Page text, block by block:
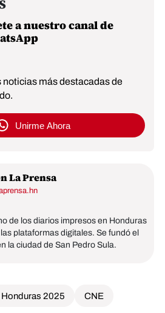
a nuestro canal de
noticias más destacadas de
Unirme Ahora
La Prensa
de los diarios impresos en Honduras
plataformas digitales. Se fundó el
la ciudad de San Pedro Sula.
2025 CNE